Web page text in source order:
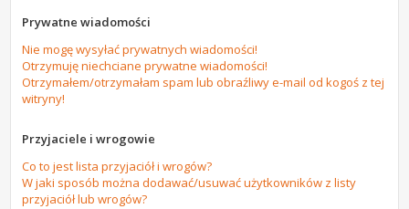
Prywatne wiadomości
Nie mogę wysyłać prywatnych wiadomości!
Otrzymuję niechciane prywatne wiadomości!
Otrzymałem/otrzymałam spam lub obraźliwy e-mail od kogoś z tej
witryny!
Przyjaciele i wrogowie
Co to jest lista przyjaciół i wrogów?
W jaki sposób można dodawać/usuwać użytkowników z listy
przyjaciół lub wrogów?